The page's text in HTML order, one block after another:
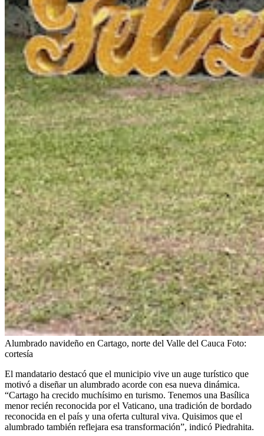
Alumbrado navideño en Cartago, norte del Valle del Cauca Foto:
cortesía
El mandatario destacó que el municipio vive un auge turístico que
motivó a diseñar un alumbrado acorde con esa nueva dinámica.
“Cartago ha crecido muchísimo en turismo. Tenemos una Basílica
menor recién reconocida por el Vaticano, una tradición de bordado
reconocida en el país y una oferta cultural viva. Quisimos que el
alumbrado también reflejara esa transformación”, indicó Piedrahita.